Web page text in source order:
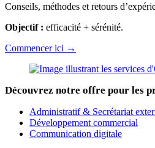
Conseils, méthodes et retours
Objectif : efficacité + sérénité.
Commencer ici →
Découvrez notre offre pour les
Administratif & Secrétariat
Développement commercial
Communication digitale